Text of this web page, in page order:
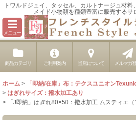
トワルドジュイ、タッセル、カルトナージュ材
メイド小物類を種類豊富に販売するサ
メニュー
商品カテゴリ ご利用案内 当店について メルマガ
ホーム >
「即納/在庫」布：テクスユニオン
> はぎれサイズ：撥水加工あり
>
「J即納」はぎれ80×50：撥水加工 ムスティエ（